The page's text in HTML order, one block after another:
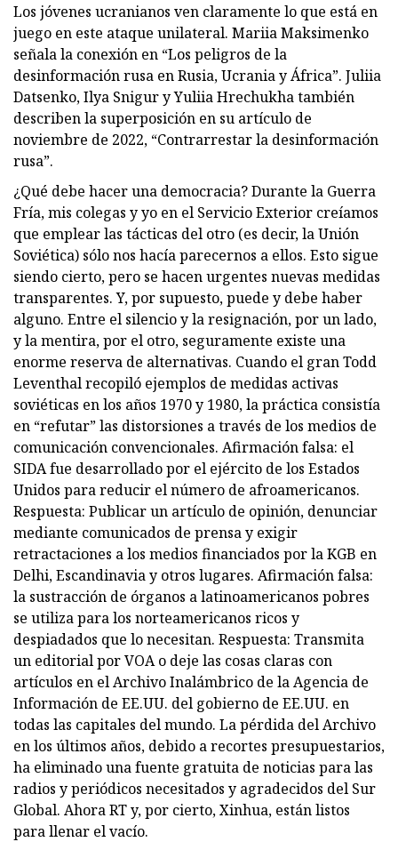
Los jóvenes ucranianos ven claramente lo que está en
juego en este ataque unilateral. Mariia Maksimenko
señala la conexión en “Los peligros de la
desinformación rusa en Rusia, Ucrania y África”. Juliia
Datsenko, Ilya Snigur y Yuliia Hrechukha también
describen la superposición en su artículo de
noviembre de 2022, “Contrarrestar la desinformación
rusa”.
¿Qué debe hacer una democracia? Durante la Guerra
Fría, mis colegas y yo en el Servicio Exterior creíamos
que emplear las tácticas del otro (es decir, la Unión
Soviética) sólo nos hacía parecernos a ellos. Esto sigue
siendo cierto, pero se hacen urgentes nuevas medidas
transparentes. Y, por supuesto, puede y debe haber
alguno. Entre el silencio y la resignación, por un lado,
y la mentira, por el otro, seguramente existe una
enorme reserva de alternativas. Cuando el gran Todd
Leventhal recopiló ejemplos de medidas activas
soviéticas en los años 1970 y 1980, la práctica consistía
en “refutar” las distorsiones a través de los medios de
comunicación convencionales. Afirmación falsa: el
SIDA fue desarrollado por el ejército de los Estados
Unidos para reducir el número de afroamericanos.
Respuesta: Publicar un artículo de opinión, denunciar
mediante comunicados de prensa y exigir
retractaciones a los medios financiados por la KGB en
Delhi, Escandinavia y otros lugares. Afirmación falsa:
la sustracción de órganos a latinoamericanos pobres
se utiliza para los norteamericanos ricos y
despiadados que lo necesitan. Respuesta: Transmita
un editorial por VOA o deje las cosas claras con
artículos en el Archivo Inalámbrico de la Agencia de
Información de EE.UU. del gobierno de EE.UU. en
todas las capitales del mundo. La pérdida del Archivo
en los últimos años, debido a recortes presupuestarios,
ha eliminado una fuente gratuita de noticias para las
radios y periódicos necesitados y agradecidos del Sur
Global. Ahora RT y, por cierto, Xinhua, están listos
para llenar el vacío.